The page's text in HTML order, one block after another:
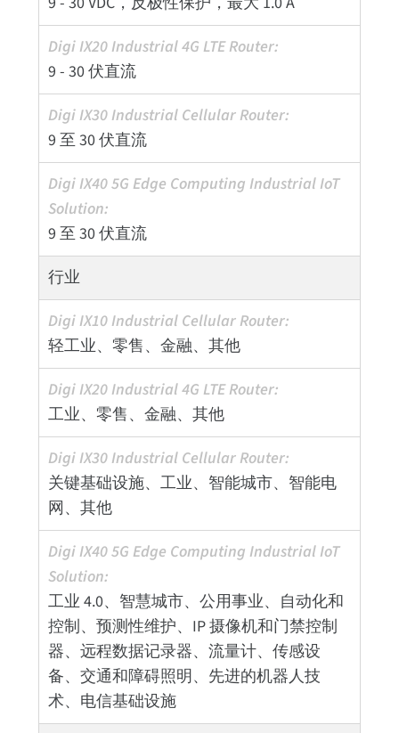
9 - 30 伏直流
9 至 30 伏直流
9 至 30 伏直流
行业
轻工业、零售、金融、其他
工业、零售、金融、其他
关键基础设施、工业、智能城市、智能电
网、其他
工业 4.0、智慧城市、公用事业、自动化和
控制、预测性维护、IP 摄像机和门禁控制
器、远程数据记录器、流量计、传感设
备、交通和障碍照明、先进的机器人技
术、电信基础设施